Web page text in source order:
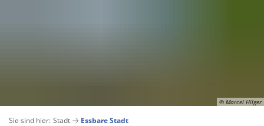
Pressemitteilungen 2026Bankverbindungen
Ausschreibungen Andernach geschichtlich Wiege
Suchen
© Marcel Hilger
Sie sind hier: Stadt Essbare Stadt